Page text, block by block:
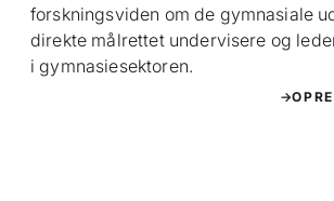
forskningsviden om de gymnasiale
direkte målrettet undervisere og
i gymnasiesektoren.